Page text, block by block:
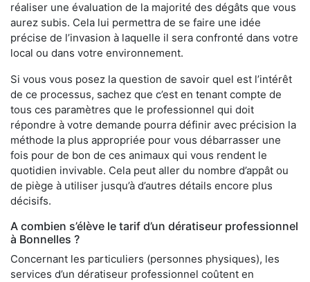
réaliser une évaluation de la majorité des dégâts que vous
aurez subis. Cela lui permettra de se faire une idée
précise de l’invasion à laquelle il sera confronté dans votre
local ou dans votre environnement.
Si vous vous posez la question de savoir quel est l’intérêt
de ce processus, sachez que c’est en tenant compte de
tous ces paramètres que le professionnel qui doit
répondre à votre demande pourra définir avec précision la
méthode la plus appropriée pour vous débarrasser une
fois pour de bon de ces animaux qui vous rendent le
quotidien invivable. Cela peut aller du nombre d’appât ou
de piège à utiliser jusqu’à d’autres détails encore plus
décisifs.
A combien s’élève le tarif d’un dératiseur professionnel
à Bonnelles ?
Concernant les particuliers (personnes physiques), les
services d’un dératiseur professionnel coûtent en